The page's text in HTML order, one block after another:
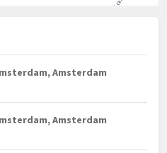
Amsterdam
Amsterdam